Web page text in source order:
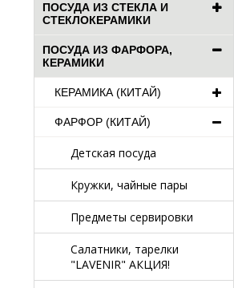
ПОСУДА ИЗ СТЕКЛА И
СТЕКЛОКЕРАМИКИ
ПОСУДА ИЗ ФАРФОРА,
КЕРАМИКИ
КЕРАМИКА (КИТАЙ)
ФАРФОР (КИТАЙ)
Детская посуда
Кружки, чайные пары
Предметы сервировки
Салатники, тарелки
"LAVENIR" АКЦИЯ!